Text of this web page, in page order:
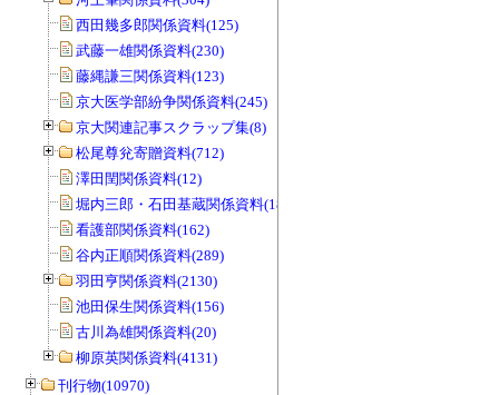
西田幾多郎関係資料(125)
武藤一雄関係資料(230)
藤縄謙三関係資料(123)
京大医学部紛争関係資料(245)
京大関連記事スクラップ集(8)
松尾尊兊寄贈資料(712)
澤田閏関係資料(12)
堀内三郎・石田基蔵関係資料(189)
看護部関係資料(162)
谷内正順関係資料(289)
羽田亨関係資料(2130)
池田保生関係資料(156)
古川為雄関係資料(20)
柳原英関係資料(4131)
刊行物(10970)